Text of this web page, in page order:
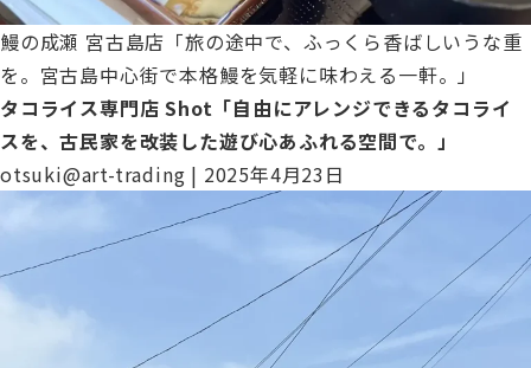
鰻の成瀬 宮古島店「旅の途中で、ふっくら香ばしいうな重
を。宮古島中心街で本格鰻を気軽に味わえる一軒。」
タコライス専門店 Shot「自由にアレンジできるタコライ
スを、古民家を改装した遊び心あふれる空間で。」
otsuki@art-trading | 2025年4月23日